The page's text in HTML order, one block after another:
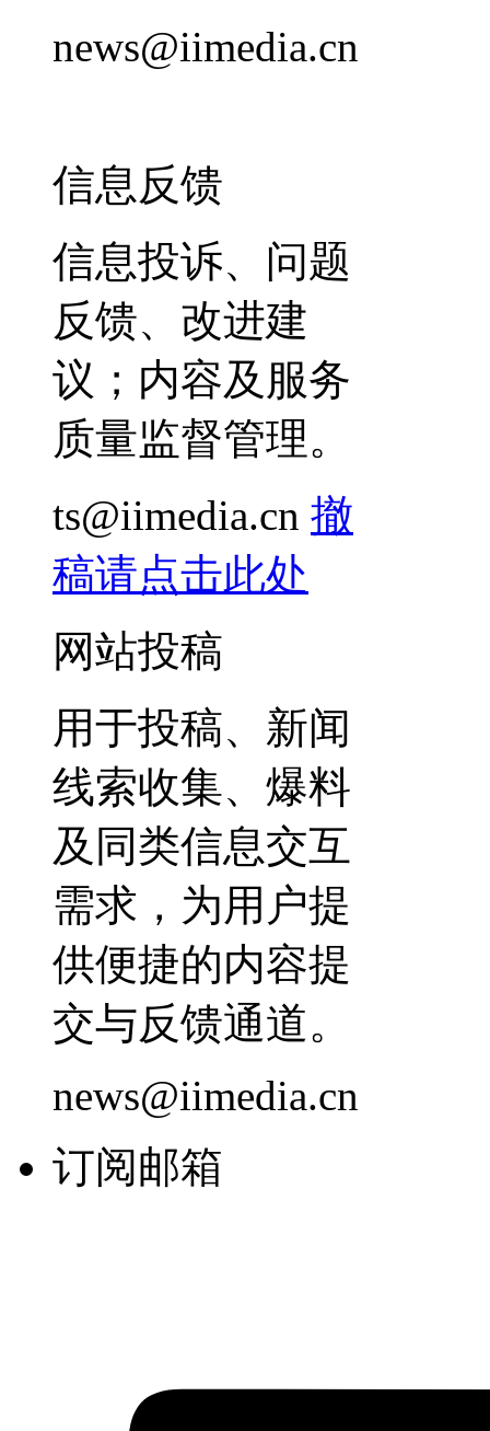
news@iimedia.cn
信息反馈
信息投诉、问题
反馈、改进建
议；内容及服务
质量监督管理。
ts@iimedia.cn 撤
稿请点击此处
网站投稿
用于投稿、新闻
线索收集、爆料
及同类信息交互
需求，为用户提
供便捷的内容提
交与反馈通道。
news@iimedia.cn
订阅邮箱